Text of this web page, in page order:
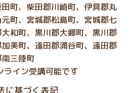
町、柴田郡川崎町、伊具郡丸
町、宮城郡松島町、宮城郡七
和町、黒川郡大郷町、黒川郡
美町、遠田郡涌谷町、遠田郡
三陸町
イン受講可能です
に基づく表記